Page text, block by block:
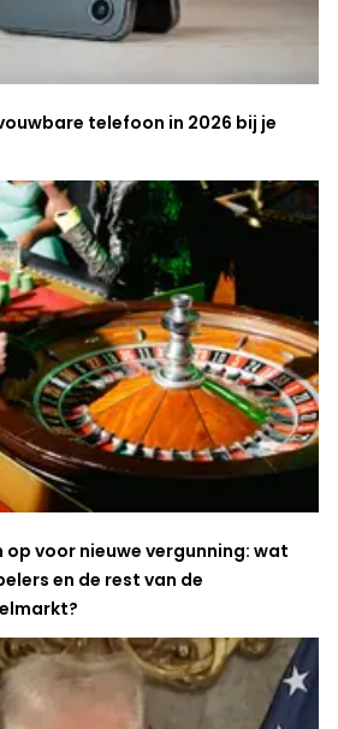
telefoon in 2026 bij je
op voor nieuwe vergunning: wat
en de rest van de